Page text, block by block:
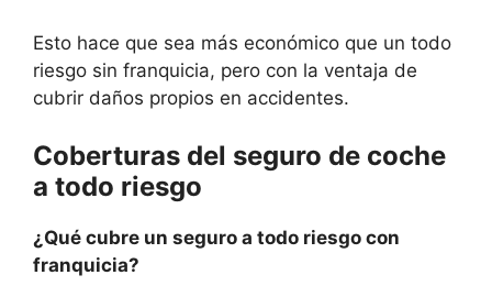
Esto hace que sea más económico que un todo
riesgo sin franquicia, pero con la ventaja de
cubrir daños propios en accidentes.
Coberturas del seguro de coche
a todo riesgo
¿Qué cubre un seguro a todo riesgo con
franquicia?